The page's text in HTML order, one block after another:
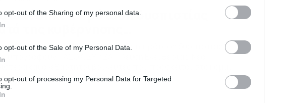
opt-out of the Sharing of my personal data.
opt-out of the Sale of my Personal Data.
opt-out of processing my Personal Data for Targeted
η πρόταση δυσπιστίας
της κυβέρνησης…
από τον Νίκο Ανδρουλάκη, η πρόταση δυσπιστίας
υπογράφουν ΠΑΣΟΚ, ΣΥΡΙΖΑ, Πλεύση Ελευθερίας, Νέα
κατά της κυβέρνησης. Αν και αρχικά αναμενόταν η
να υποβληθεί μετά το τέλος της συζήτησης για τα
ο Νίκος Ανδρουλάκης την υπέβαλλε πριν ξεκινήσει η